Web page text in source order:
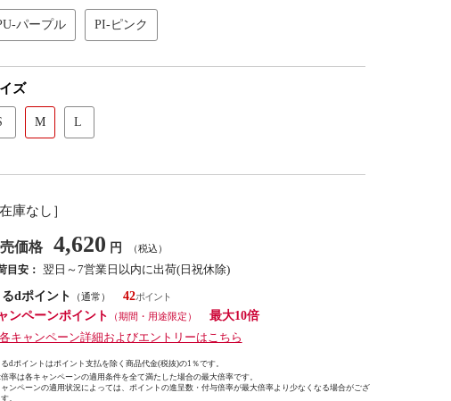
パープル PI-ピンク
ズ
M L
在庫なし］
価格 4,620 円 （税込）
目安： 翌日～7営業日以内に出荷(日祝休除)
dポイント
（通常）
42
ンペーンポイント
（期間・用途限定）
最大10倍
各キャンペーン詳細およびエントリーはこちら
dポイントはポイント支払を除く商品代金(税抜)の1％です。
率は各キャンペーンの適用条件を全て満たした場合の最大倍率です。
ンペーンの適用状況によっては、ポイントの進呈数・付与倍率が最大倍率より少なくなる場合がござ
。